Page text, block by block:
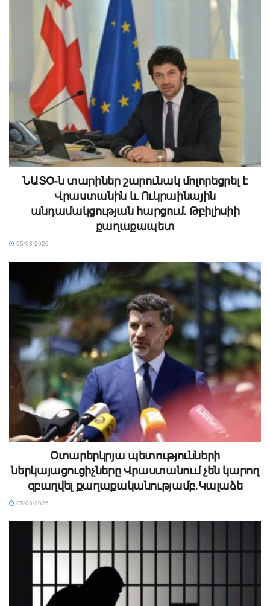
ՆԱՏՕ-ն տարիներ շարունակ մոլորեցրել է
Վրաստանին և Ուկրաինային
անդամակցության հարցում. Թբիլիսիի
քաղաքապետ
05/08/2026
Օտարերկրյա պետությունների
ներկայացուցիչները Վրաստանում չեն կարող
զբաղվել քաղաքականությամբ․Կալաձե
05/08/2026